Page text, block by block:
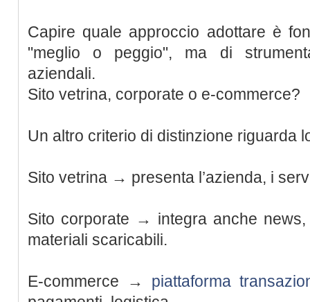
Capire quale approccio adottare è
"meglio o peggio", ma di
aziendali.
Sito vetrina, corporate o e-commerce?
Un altro criterio di distinzione riguarda
Sito vetrina → presenta l’azienda, i
Sito corporate → integra anche
materiali scaricabili.
E-commerce → piattaforma